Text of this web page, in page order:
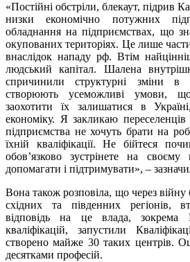
«Постійні обстріли, блекаут, підрив
низки економічно потужних
обладнання на підприємствах, що
окупованих територіях. Це лише
внаслідок нападу рф. Втім
людський капітал. Шалена
спричинили структурні зміни в
створюють усеможливі умови,
заохотити їх залишатися в
економіку. Я закликаю
підприємства не хочуть брати на
їхній кваліфікації. Не бійтеся
обов’язково зустрінете на
допомагати і підтримувати», –
Вона також розповіла, що через війну
східних та південних регіонів,
відповідь на це влада, зокрема
кваліфікацій, запустили
створено майже 30 таких центрів.
десятками професій.